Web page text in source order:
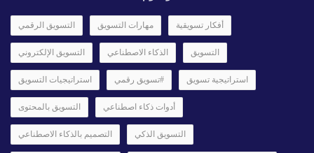
التسويق الرقمي مهارات التسويق أفكار تسويقية
التسويق الإلكتروني الذكاء الاصطناعي التسويق
استراتيجيات التسويق #تسويق رقمي استراتيجية تسويق
التسويق بالمحتوى أدوات ذكاء اصطناعي
التصميم بالذكاء الاصطناعي التسويق الذكي